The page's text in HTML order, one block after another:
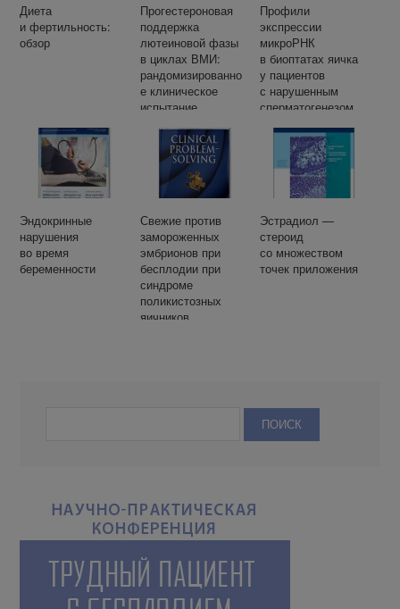
Диета
и фертильность:
обзор
Прогестероновая
поддержка
лютеиновой фазы
в циклах ВМИ:
рандомизированно
е клиническое
испытание
Профили
экспрессии
микроРНК
в биоптатах яичка
у пациентов
с нарушенным
сперматогенезом
Эндокринные
нарушения
во время
беременности
Свежие против
замороженных
эмбрионов при
бесплодии при
синдроме
поликистозных
яичников
Эстрадиол —
стероид
со множеством
точек приложения